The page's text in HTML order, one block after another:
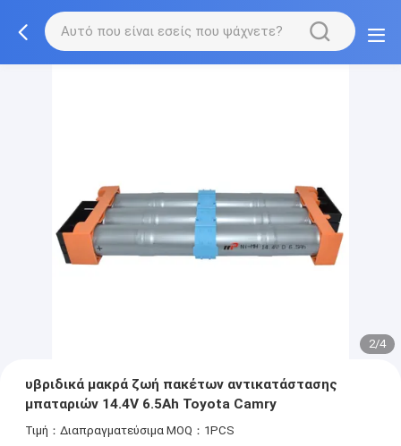
2/4
υβριδικά μακρά ζωή πακέτων αντικατάστασης
μπαταριών 14.4V 6.5Ah Toyota Camry
Τιμή：Διαπραγματεύσιμα MOQ：1PCS